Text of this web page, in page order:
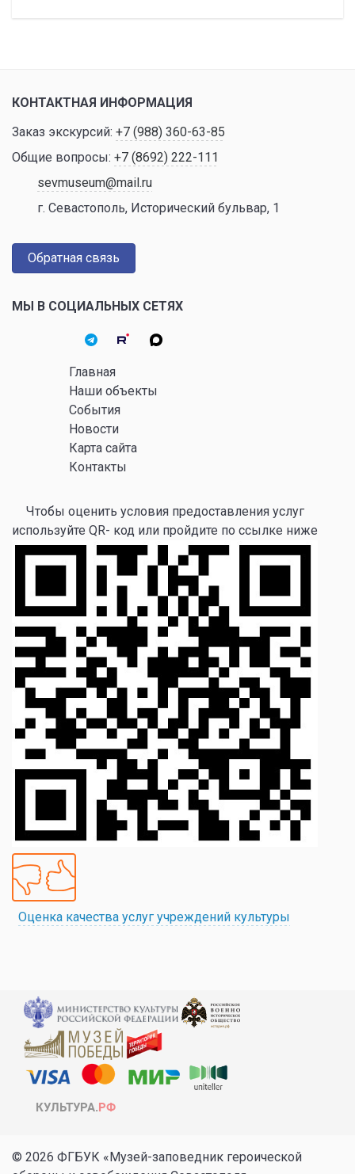
КОНТАКТНАЯ ИНФОРМАЦИЯ
Заказ экскурсий: +7 (988) 360-63-85
Общие вопросы: +7 (8692) 222-111
sevmuseum@mail.ru
г. Севастополь, Исторический бульвар, 1
Обратная связь
МЫ В СОЦИАЛЬНЫХ СЕТЯХ
Главная
Наши объекты
События
Новости
Карта сайта
Контакты
Чтобы оценить условия предоставления услуг
используйте QR- код или пройдите по ссылке ниже
Оценка качества услуг учреждений культуры
© 2026 ФГБУК «Музей-заповедник героической